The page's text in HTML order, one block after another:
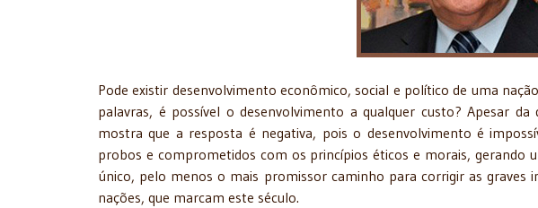
Pode existir desenvolvimento econômico, social e político de uma
palavras, é possível o desenvolvimento a qualquer custo? Apesar
mostra que a resposta é negativa, pois o desenvolvimento é
probos e comprometidos com os princípios éticos e morais, gerando
único, pelo menos o mais promissor caminho para corrigir as graves
nações, que marcam este século.